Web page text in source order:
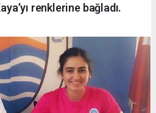
renklerine bağladı.